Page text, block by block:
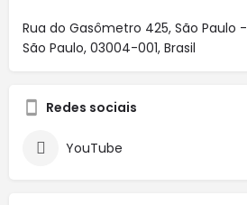
Rua do Gasômetro 425, São Paulo -
São Paulo, 03004-001, Brasil
Redes sociais
YouTube